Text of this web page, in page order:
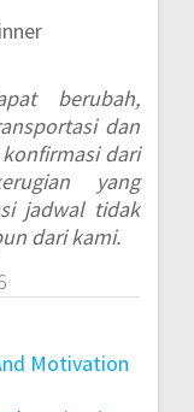
berubah,
dan
dari
yang
jadwal tidak
dari kami.
Motivation